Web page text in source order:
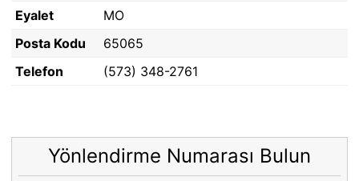
Eyalet
MO
Posta Kodu
65065
Telefon
(573) 348-2761
Yönlendirme Numarası Bulun